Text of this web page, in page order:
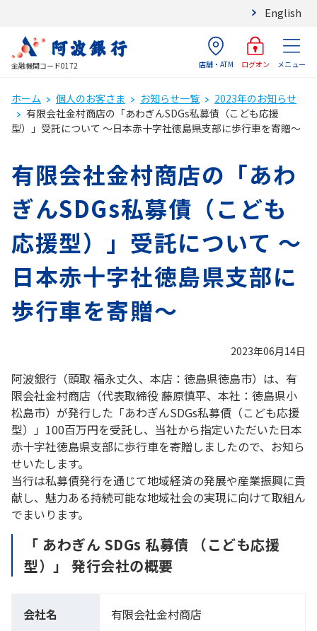
English
金融機関コード0172 店舗・ATM ログオン メニュー
ホーム 個人のお客さま お知らせ一覧
2023年のお知らせ
有限会社金村商店の「あわぎんSDGs私募債（こども応援
型）」受託について ～日本赤十字社徳島県支部に歩行車を寄贈～
有限会社金村商店の「あわ
ぎんSDGs私募債（こども
応援型）」受託について ～
日本赤十字社徳島県支部に
歩行車を寄贈～
2023年06月14日
阿波銀行（頭取 福永丈久、本店：徳島県徳島市）は、有
限会社金村商店（代表取締役 藤原慎平、本社：徳島県小
松島市）が発行した「あわぎんSDGs私募債（こども応援
型）」100百万円を受託し、当社から指定いただいた日本
赤十字社徳島県支部に歩行車を寄贈しましたので、お知ら
せいたします。
当行は私募債発行を通じて地域経済の発展や産業振興に貢
献し、魅力ある持続可能な地域社会の実現に向けて取組ん
でまいります。
「 あわぎん SDGs 私募債 （こども応援
型）」 発行会社の概要
会社名 有限会社金村商店